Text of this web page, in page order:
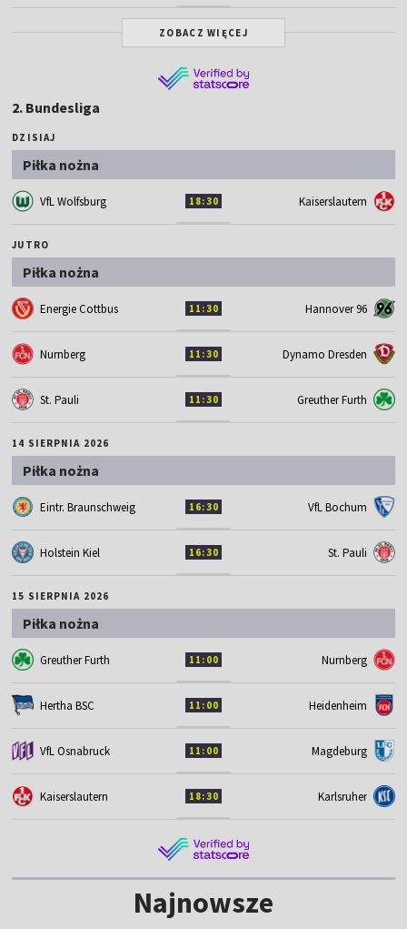
ZOBACZ WIĘCEJ
2. Bundesliga
DZISIAJ
Piłka nożna
VfL Wolfsburg 18:30 Kaiserslautern
JUTRO
Piłka nożna
Energie Cottbus 11:30 Hannover 96
Nurnberg 11:30 Dynamo Dresden
St. Pauli 11:30 Greuther Furth
14 SIERPNIA 2026
Piłka nożna
Eintr. Braunschweig 16:30 VfL Bochum
Holstein Kiel 16:30 St. Pauli
15 SIERPNIA 2026
Piłka nożna
Greuther Furth 11:00 Nurnberg
Hertha BSC 11:00 Heidenheim
VfL Osnabruck 11:00 Magdeburg
Kaiserslautern 18:30 Karlsruher
Najnowsze